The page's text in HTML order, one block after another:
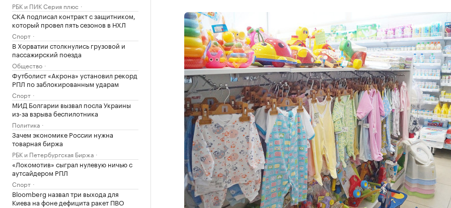
РБК и ПИК Серия плюс
СКА подписал контракт с защитником,
который провел пять сезонов в НХЛ
Спорт
В Хорватии столкнулись грузовой и
пассажирский поезда
Общество
Футболист «Акрона» установил рекорд
РПЛ по заблокированным ударам
Спорт
МИД Болгарии вызвал посла Украины
из-за взрыва беспилотника
Политика
Зачем экономике России нужна
товарная биржа
РБК и Петербургская Биржа
«Локомотив» сыграл нулевую ничью с
аутсайдером РПЛ
Спорт
Bloomberg назвал три выхода для
Киева на фоне дефицита ракет ПВО